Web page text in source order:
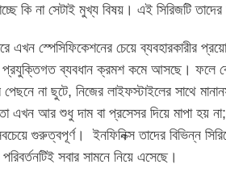
কি না সেটাই মুখ্য বিষয়। এই সিরিজটি
এখন স্পেসিফিকেশনের চেয়ে ব্যবহারকারীর
ব্যবধান ক্রমশ কমে আসছে। ফলে
পেছনে না ছুটে, নিজের লাইফস্টাইলের সাথে
এখন আর শুধু দাম বা প্রসেসর দিয়ে মাপা হয়
গুরুত্বপূর্ণ। ইনফিনিক্স তাদের বিভিন্ন
সবার সামনে নিয়ে এসেছে।